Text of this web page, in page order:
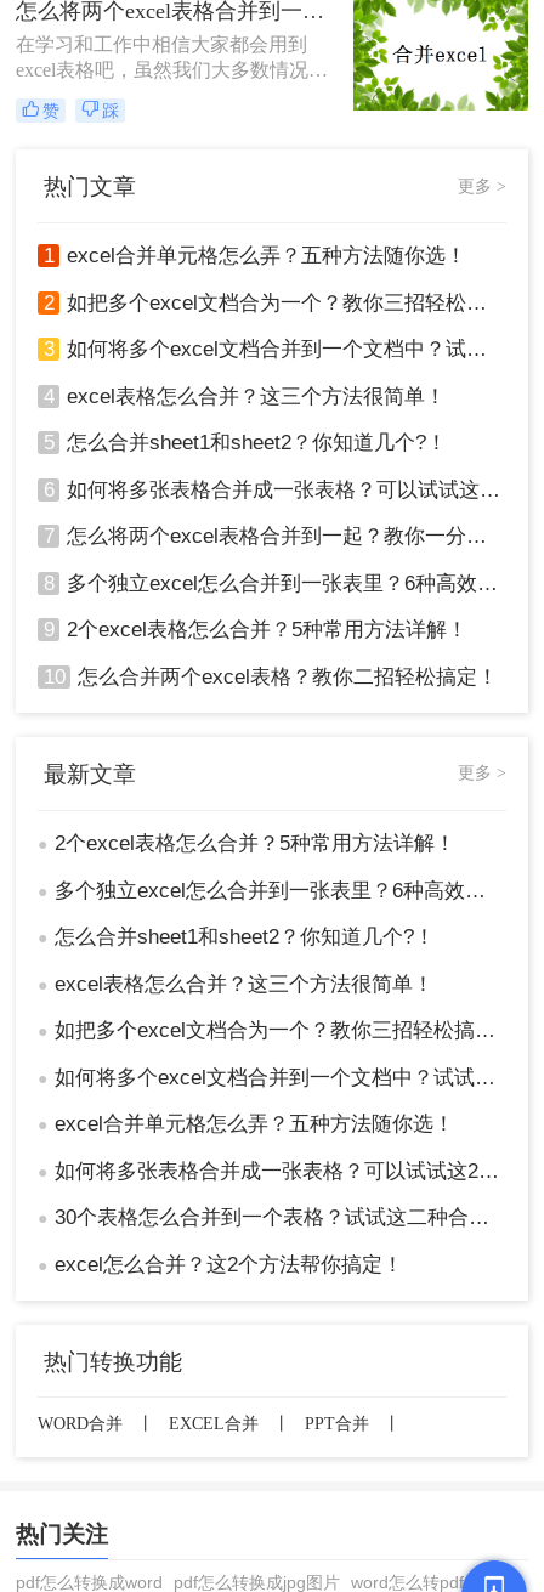
怎么将两个excel表格合并到一起？教你一分钟搞定excel多工作表合并
在学习和工作中相信大家都会用到
excel表格吧，虽然我们大多数情况是
编辑excel的，但是也有需要将excel文
件合并的时候，比如说将两个或多个
两个excel表格合并到一起吗？今天就
来教大家一个简单又快速的合并excel
赞 踩
热门文章 更多 >
1 excel合并单元格怎么弄？五种方法随你选！
2 如把多个excel文档合为一个？教你三招轻松搞定！
3 如何将多个excel文档合并到一个文档中？试试这四个方法！
4 excel表格怎么合并？这三个方法很简单！
5 怎么合并sheet1和sheet2？你知道几个?！
6 如何将多张表格合并成一张表格？可以试试这2种方法！
7 怎么将两个excel表格合并到一起？教你一分钟搞定excel多工作表合并
8 多个独立excel怎么合并到一张表里？6种高效合并方法详解！
9 2个excel表格怎么合并？5种常用方法详解！
10 怎么合并两个excel表格？教你二招轻松搞定！
最新文章 更多 >
● 2个excel表格怎么合并？5种常用方法详解！
● 多个独立excel怎么合并到一张表里？6种高效合并方法详解！
● 怎么合并sheet1和sheet2？你知道几个?！
● excel表格怎么合并？这三个方法很简单！
● 如把多个excel文档合为一个？教你三招轻松搞定！
● 如何将多个excel文档合并到一个文档中？试试这四个方法！
● excel合并单元格怎么弄？五种方法随你选！
● 如何将多张表格合并成一张表格？可以试试这2种方法！
● 30个表格怎么合并到一个表格？试试这二种合并方法！
● excel怎么合并？这2个方法帮你搞定！
热门转换功能
WORD合并 EXCEL合并 PPT合并
热门关注
pdf怎么转换成word pdf怎么转换成jpg图片 word怎么转pdf